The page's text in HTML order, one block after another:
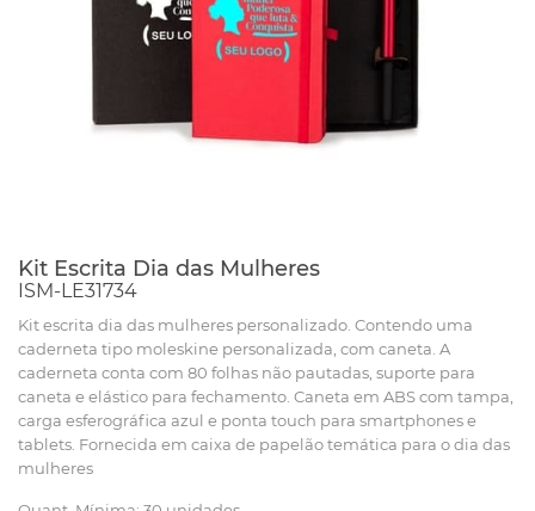
Kit Escrita Dia das Mulheres
ISM-LE31734
Kit escrita dia das mulheres personalizado. Contendo uma
caderneta tipo moleskine personalizada, com caneta. A
caderneta conta com 80 folhas não pautadas, suporte para
caneta e elástico para fechamento. Caneta em ABS com tampa,
carga esferográfica azul e ponta touch para smartphones e
tablets. Fornecida em caixa de papelão temática para o dia das
mulheres